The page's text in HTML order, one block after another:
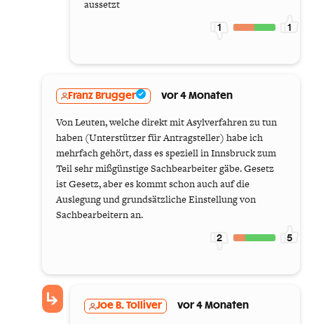
aussetzt
1 1
Franz Brugger vor 4 Monaten
Von Leuten, welche direkt mit Asylverfahren zu tun
haben (Unterstützer für Antragsteller) habe ich
mehrfach gehört, dass es speziell in Innsbruck zum
Teil sehr mißgünstige Sachbearbeiter gäbe. Gesetz
ist Gesetz, aber es kommt schon auch auf die
Auslegung und grundsätzliche Einstellung von
Sachbearbeitern an.
2 5
Joe B. Tolliver vor 4 Monaten